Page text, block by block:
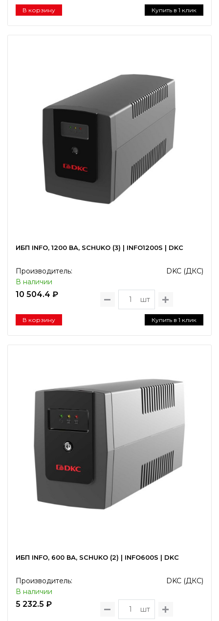
В корзину Купить в 1 клик
ИБП INFO, 1200 ВА, SCHUKO (3) | INFO1200S | DKC
Производитель:
DKC (ДКС)
В наличии
10 504.4 ₽
шт
В корзину Купить в 1 клик
ИБП INFO, 600 ВА, SCHUKO (2) | INFO600S | DKC
Производитель:
DKC (ДКС)
В наличии
5 232.5 ₽
шт